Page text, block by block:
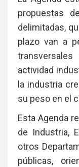
propuestas
delimitadas,
plazo van a
actividad
la industria
su peso en el
Esta Agenda
de Industria,
otros
públicas,